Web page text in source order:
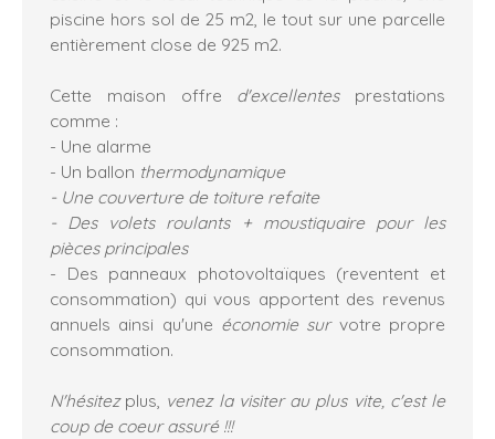
piscine hors sol de 25 m2, le tout sur une parcelle
entièrement close de 925 m2.
Cette maison offre d'excellentesprestations
comme :
- Une alarme
- Un ballon thermodynamique
- Une couverture de toiture refaite
- Des volets roulants + moustiquaire pour les
pièces principales
- Des panneaux photovoltaïques (reventent et
consommation) qui vous apportent des revenus
annuels ainsi qu'une économie survotre propre
consommation.
N'hésitezplus, venez la visiter au plus vite, c'est le
coup de coeur assuré !!!